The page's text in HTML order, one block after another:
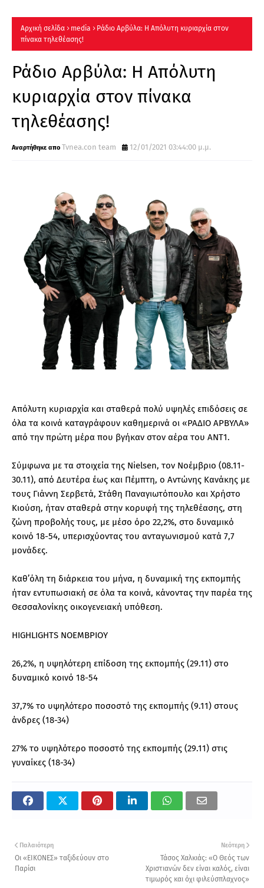
Αρχική σελίδα media
Ράδιο Αρβύλα: Η Απόλυτη κυριαρχία στον
πίνακα τηλεθέασης!
Ράδιο Αρβύλα: Η Απόλυτη
κυριαρχία στον πίνακα
τηλεθέασης!
Tvnea.con team 12/01/2021 03:44:00 μ.μ.
Απόλυτη κυριαρχία και σταθερά πολύ υψηλές επιδόσεις σε
όλα τα κοινά καταγράφουν καθημερινά οι «ΡΑΔΙΟ ΑΡΒΥΛΑ»
από την πρώτη μέρα που βγήκαν στον αέρα του ΑΝΤ1.
Σύμφωνα με τα στοιχεία της Nielsen, τον Νοέμβριο (08.11-
30.11), από Δευτέρα έως και Πέμπτη, ο Αντώνης Κανάκης με
τους Γιάννη Σερβετά, Στάθη Παναγιωτόπουλο και Χρήστο
Κιούση, ήταν σταθερά στην κορυφή της τηλεθέασης, στη
ζώνη προβολής τους, με μέσο όρο 22,2%, στο δυναμικό
κοινό 18-54, υπερισχύοντας του ανταγωνισμού κατά 7,7
μονάδες.
Καθ’όλη τη διάρκεια του μήνα, η δυναμική της εκπομπής
ήταν εντυπωσιακή σε όλα τα κοινά, κάνοντας την παρέα της
Θεσσαλονίκης οικογενειακή υπόθεση.
HIGHLIGHTS ΝΟΕΜΒΡΙΟΥ
26,2%, η υψηλότερη επίδοση της εκπομπής (29.11) στο
δυναμικό κοινό 18-54
37,7% το υψηλότερο ποσοστό της εκπομπής (9.11) στους
άνδρες (18-34)
27% το υψηλότερο ποσοστό της εκπομπής (29.11) στις
γυναίκες (18-34)
Νεότερη
Τάσος Χαλκιάς: «Ο Θεός των
Χριστιανών δεν είναι καλός, είναι
τιμωρός και όχι φιλεύσπλαχνος»
Παλαιότερη
Οι «ΕΙΚΟΝΕΣ» ταξιδεύουν στο
Παρίσι